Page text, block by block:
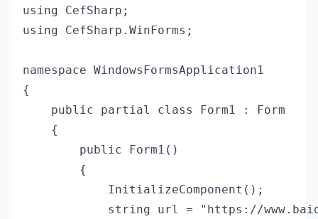
using CefSharp;
using CefSharp.WinForms;
namespace WindowsFormsApplication1
{
    public partial class Form1 : Form
    {
        public Form1()
        {
            InitializeComponent();
string url = "https://